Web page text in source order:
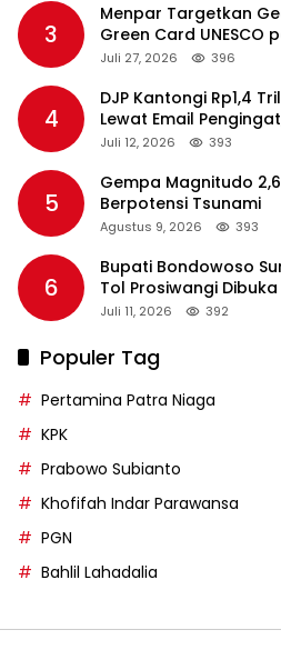
3
Menpar Targetkan
Green Card UNESCO
2026
Juli 27, 2026 396
4
DJP Kantongi Rp1,4
Lewat Email
Rp36 Triliun
Juli 12, 2026 393
5
Gempa Magnitudo
Berpotensi Tsunami
Agustus 9, 2026 393
6
Bupati Bondowoso
Tol Prosiwangi
Juli 11, 2026 392
Populer Tag
Pertamina Patra Niaga
KPK
Prabowo Subianto
Khofifah Indar Parawansa
PGN
Bahlil Lahadalia